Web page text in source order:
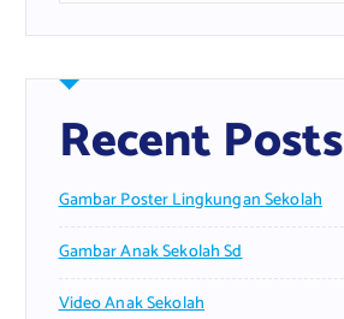
Recent Posts
Gambar Poster Lingkungan Sekolah
Gambar Anak Sekolah Sd
Video Anak Sekolah